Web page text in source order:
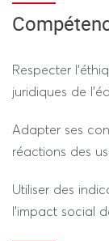
----------------
RÉGIME
Respecter
juridiques de
Adapter ses
réactions des
Utiliser des
l'impact social